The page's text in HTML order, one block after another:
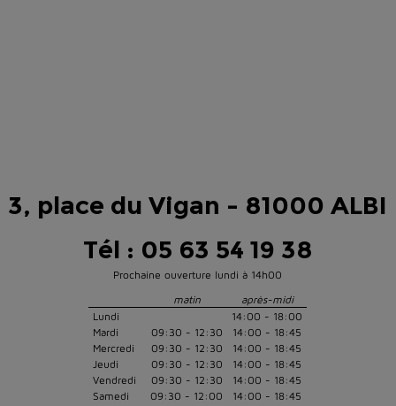
3, place du Vigan - 81000 ALBI
Tél : 05 63 54 19 38
Prochaine ouverture lundi à 14h00
matin
après-midi
Lundi
14:00 - 18:00
Mardi
09:30 - 12:30
14:00 - 18:45
Mercredi
09:30 - 12:30
14:00 - 18:45
Jeudi
09:30 - 12:30
14:00 - 18:45
Vendredi
09:30 - 12:30
14:00 - 18:45
Samedi
09:30 - 12:00
14:00 - 18:45